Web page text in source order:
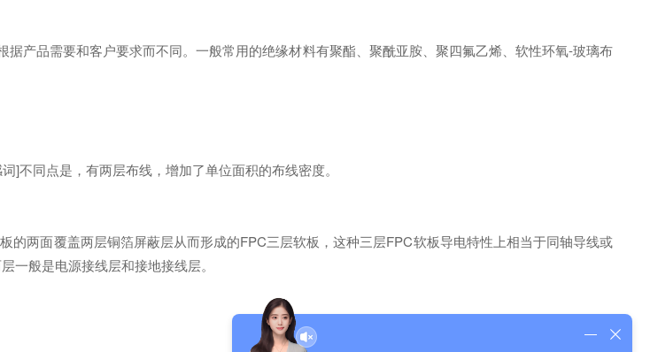
产品需要和客户要求而不同。一般常用的绝缘材料有聚酯、聚酰亚胺、聚四氟乙烯、软性环氧-玻璃布
不同点是，有两层布线，增加了单位面积的布线密度。
两面覆盖两层铜箔屏蔽层从而形成的FPC三层软板，这种三层FPC软板导电特性上相当于同轴导线或
一般是电源接线层和接地接线层。